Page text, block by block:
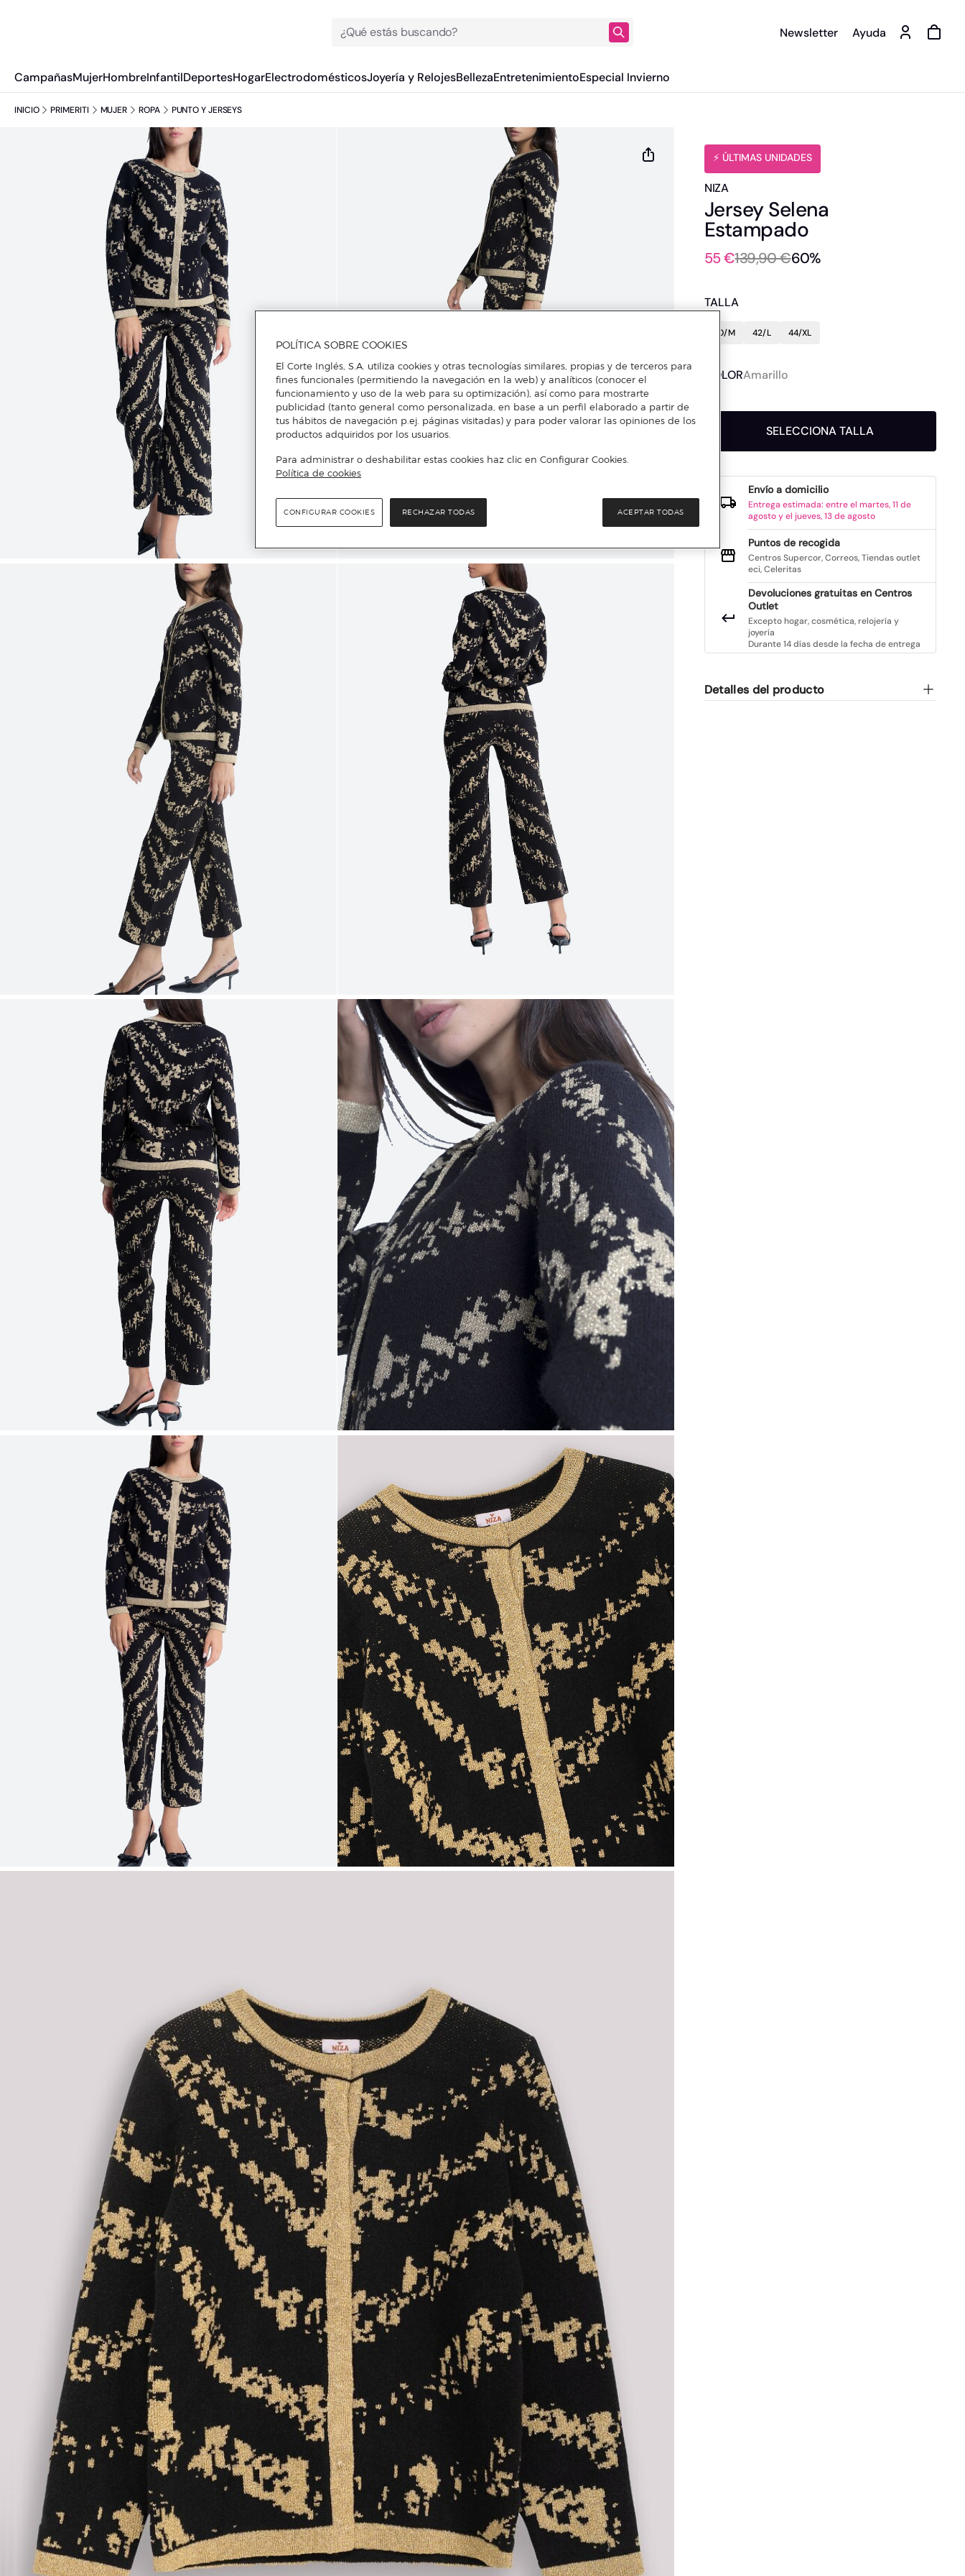
¿Qué estás buscando? Newsletter Ayuda
CampañasMujerHombreInfantilDeportesHogarElectrodomésticosJoyería y RelojesBellezaEntretenimientoEspecial Invierno
INICIO PRIMERITI MUJER ROPA PUNTO Y JERSEYS
️⚡ ÚLTIMAS UNIDADES
NIZA
Jersey Selena
Estampado
55 €139,90 €60%
TALLA
40/M 42/L 44/XL
COLORAmarillo
SELECCIONA TALLA
Envío a domicilio
Entrega estimada: entre el martes, 11 de
agosto y el jueves, 13 de agosto
Puntos de recogida
Centros Supercor, Correos, Tiendas outlet
eci, Celeritas
Devoluciones gratuitas en Centros
Outlet
Excepto hogar, cosmética, relojería y
joyería
Durante 14 días desde la fecha de entrega
Detalles del producto
POLÍTICA SOBRE COOKIES
El Corte Inglés, S.A. utiliza cookies y otras tecnologías similares, propias y de terceros para
fines funcionales (permitiendo la navegación en la web) y analíticos (conocer el
funcionamiento y uso de la web para su optimización), así como para mostrarte
publicidad (tanto general como personalizada, en base a un perfil elaborado a partir de
tus hábitos de navegación p.ej. páginas visitadas) y para poder valorar las opiniones de los
productos adquiridos por los usuarios.
Para administrar o deshabilitar estas cookies haz clic en Configurar Cookies.
Política de cookies
RECHAZAR TODAS ACEPTAR TODAS
CONFIGURAR COOKIES